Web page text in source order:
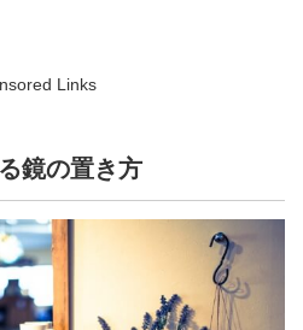
Links
鏡の置き方